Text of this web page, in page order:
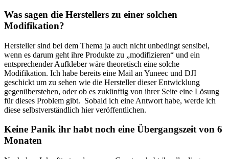
Was sagen die Herstellers zu einer solchen
Modifikation?
Hersteller sind bei dem Thema ja auch nicht unbedingt sensibel,
wenn es darum geht ihre Produkte zu „modifizieren“ und ein
entsprechender Aufkleber wäre theoretisch eine solche
Modifikation. Ich habe bereits eine Mail an Yuneec und DJI
geschickt um zu sehen wie die Hersteller dieser Entwicklung
gegenüberstehen, oder ob es zukünftig von ihrer Seite eine Lösung
für dieses Problem gibt. Sobald ich eine Antwort habe, werde ich
diese selbstverständlich hier veröffentlichen.
Keine Panik ihr habt noch eine Übergangszeit von 6
Monaten